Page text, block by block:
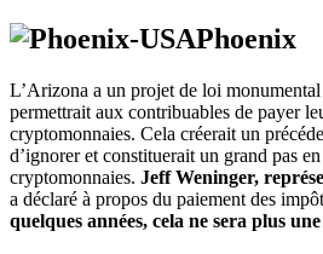
Phoenix
L’Arizona a un projet de loi
permettrait aux contribuables de payer
cryptomonnaies. Cela créerait un
d’ignorer et constituerait un grand pas
cryptomonnaies. Jeff Weninger,
a déclaré à propos du paiement des
quelques années, cela ne sera plus